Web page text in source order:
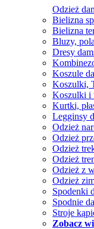
Odzież
Bielizna
Bielizna
Bluzy,
Dresy
Koszule
Koszulki,
Koszulki i
Kurtki,
Legginsy
Odzież
Odzież
Odzież
Odzież
Odzież z
Odzież
Spodenki
Spodnie
Stroje
Zobacz